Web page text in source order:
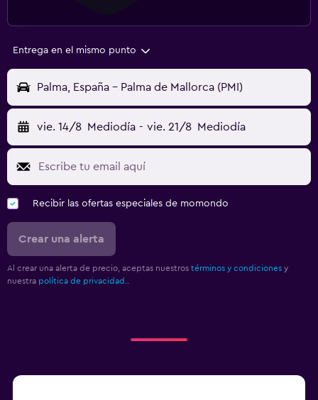
Entrega en el mismo punto
Palma, España - Palma de Mallorca (PMI)
vie. 14/8 Mediodía - vie. 21/8 Mediodía
Recibir las ofertas especiales de momondo
Crear una alerta
Al crear una alerta de precio, aceptas nuestros términos y condiciones y
nuestra política de privacidad..